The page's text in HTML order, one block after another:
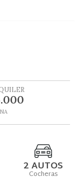
2 AUTOS
Cocheras